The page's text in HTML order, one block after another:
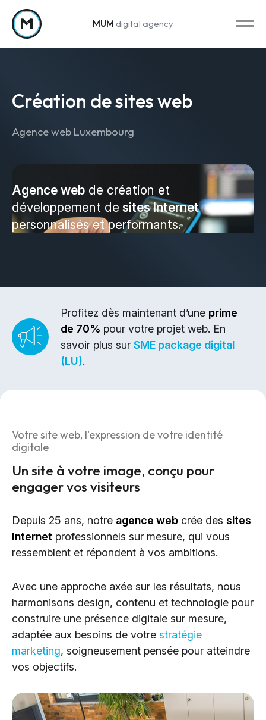
Passer au contenu
MUM digital agency
Strategy
Stratégie marketing
Web Analytics & Reporting
Création de sites web
Création de contenu & storytelling
Marketing
Marketing 360°
Référencement (SEO/GEO)
Marketing par e-mail
Applications
CMS - Systèmes de gestion de contenus
Cloud Services
Création de sites web
Agence web Luxembourg
Agence web de création et
développement de sites Internet
personnalisés et performants.
Profitez dès maintenant d’une prime
de 70% pour votre projet web. En
savoir plus sur SME package digital
(LU).
Votre site web, l'expression de votre identité
digitale
Un site à votre image, conçu pour
engager vos visiteurs
Depuis 25 ans, notre agence web crée des sites
Internet professionnels sur mesure, qui vous
ressemblent et répondent à vos ambitions.
Avec une approche axée sur les résultats, nous
harmonisons design, contenu et technologie pour
construire une présence digitale sur mesure,
adaptée aux besoins de votre stratégie
marketing, soigneusement pensée pour atteindre
vos objectifs.